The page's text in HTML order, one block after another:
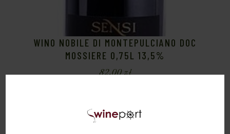
WINO NOBILE DI MONTEPULCIANO DOC
MOSSIERE 0,75L 13,5%
82,00zł